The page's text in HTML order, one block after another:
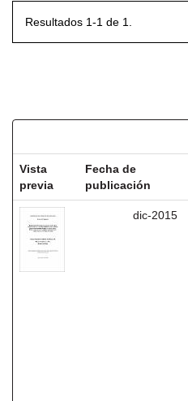
Resultados 1-1 de 1.
Vista
previa
Fecha de
publicación
dic-2015